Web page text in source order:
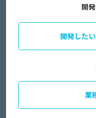
開
開発した
業